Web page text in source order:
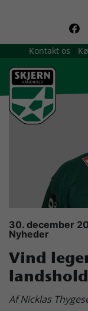
Kontakt os
Om Skjern
Ligatruppen
Billetsalg /
Presse
Skjern Bank
30. december
Nyheder
Vind
Af Nicklas